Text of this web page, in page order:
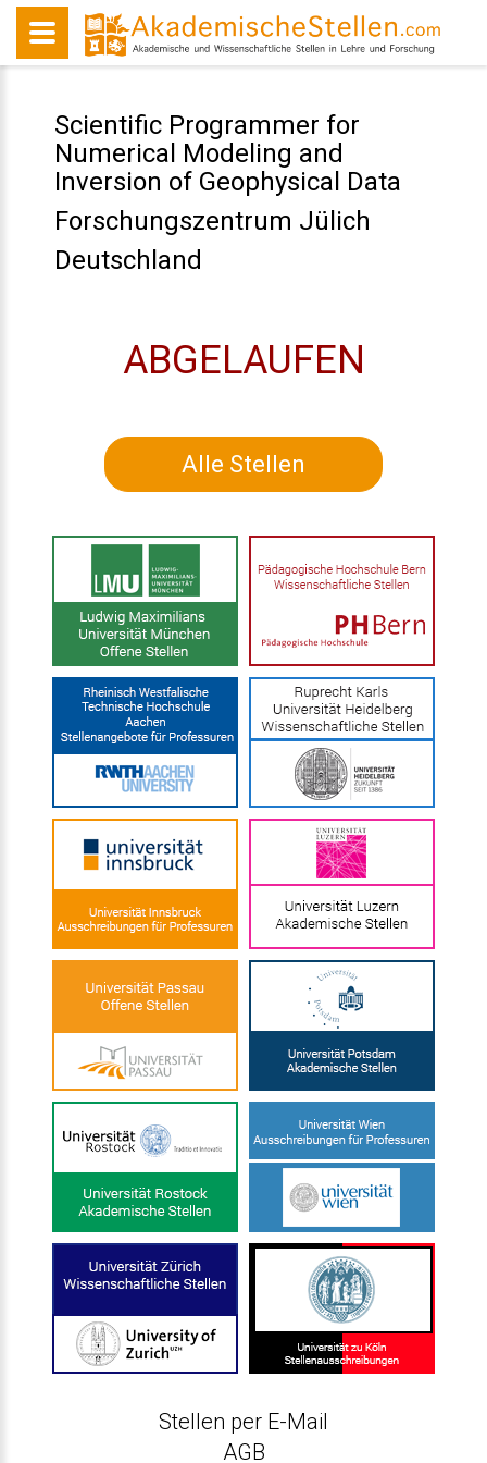
Scientific Programmer for
Numerical Modeling and
Inversion of Geophysical Data
Forschungszentrum Jülich
Deutschland
ABGELAUFEN
Alle Stellen
Stellen per E-Mail
AGB